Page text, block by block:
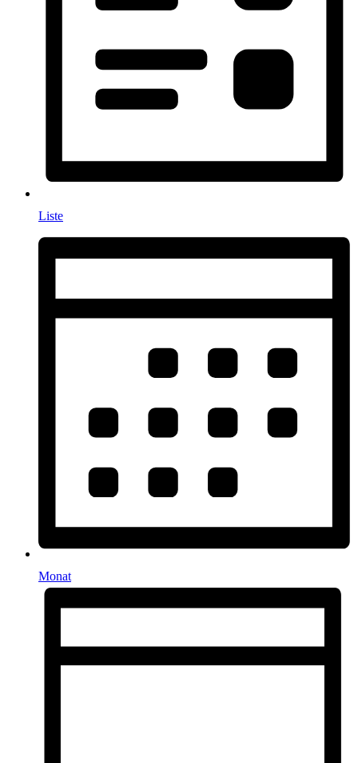
Liste
Monat